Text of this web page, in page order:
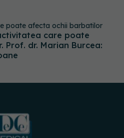
dr. Marian Burcea: